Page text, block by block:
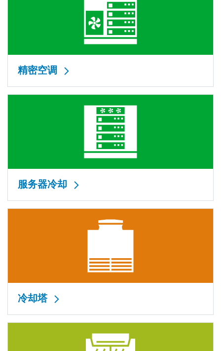
精密空调
服务器冷却
冷却塔